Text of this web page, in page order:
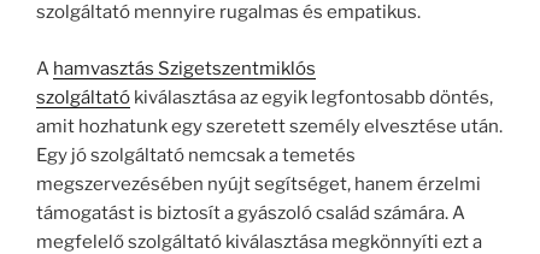
szolgáltató mennyire rugalmas és empatikus.
A hamvasztás Szigetszentmiklós
szolgáltató kiválasztása az egyik legfontosabb döntés,
amit hozhatunk egy szeretett személy elvesztése után.
Egy jó szolgáltató nemcsak a temetés
megszervezésében nyújt segítséget, hanem érzelmi
támogatást is biztosít a gyászoló család számára. A
megfelelő szolgáltató kiválasztása megkönnyíti ezt a